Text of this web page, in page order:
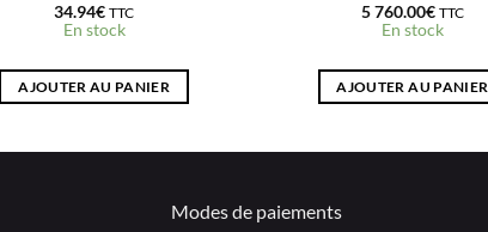
34.94€ TTC
En stock
AJOUTER AU PANIER
5 760.00€ TTC
En stock
AJOUTER AU PANIER
Modes de paiements